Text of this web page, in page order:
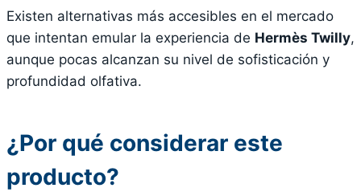
Existen alternativas más accesibles en el mercado
que intentan emular la experiencia de Hermès Twilly,
aunque pocas alcanzan su nivel de sofisticación y
profundidad olfativa.
¿Por qué considerar este
producto?